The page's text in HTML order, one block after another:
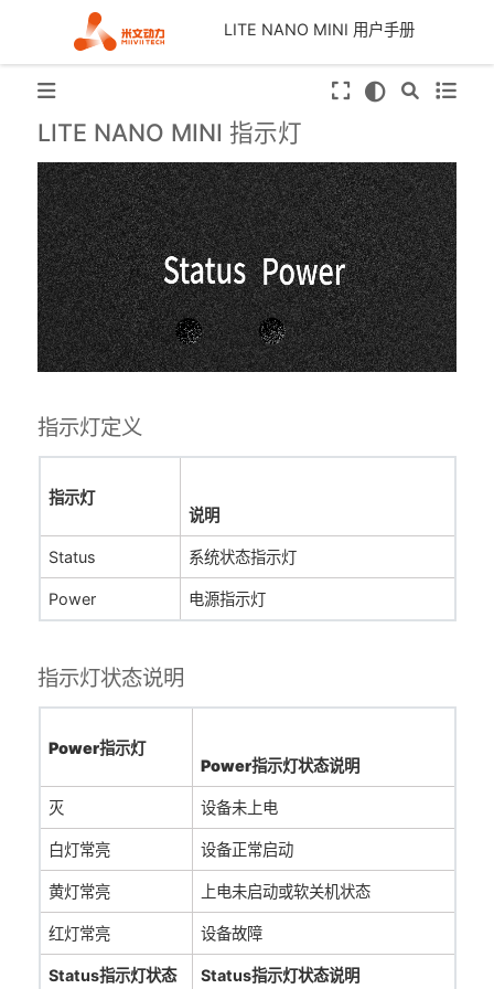
LITE NANO MINI 用户手册
LITE NANO MINI 指示灯
指示灯定义
指示灯
说明
Status 系统状态指示灯
Power 电源指示灯
指示灯状态说明
Power指示灯
Power指示灯状态说明
灭 设备未上电
白灯常亮 设备正常启动
黄灯常亮 上电未启动或软关机状态
红灯常亮 设备故障
Status指示灯状态 Status指示灯状态说明